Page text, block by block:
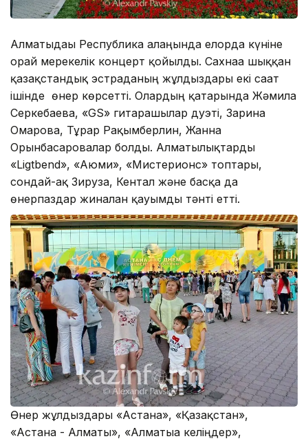
Алматыдағы Республика алаңында елорда күніне
орай мерекелік концерт қойылды. Сахнаға шыққан
қазақстандық эстраданың жұлдыздары екі сағат
ішінде өнер көрсетті. Олардың қатарында Жәмила
Серкебаева, «GS» гитарашылар дуэті, Зарина
Омарова, Тұрар Рақымберлин, Жанна
Орынбасаровалар болды. Алматылықтарды
«Ligtbend», «Аюми», «Мистерионс» топтары,
сондай-ақ Зируза, Кентал және басқа да
өнерпаздар жиналған қауымды тәнті етті.
Өнер жұлдыздары «Астана», «Қазақстан»,
«Астана - Алматы», «Алматыға келіңдер»,